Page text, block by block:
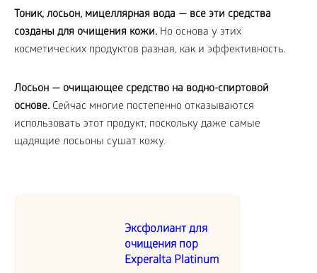
Тоник, лосьон, мицеллярная вода — все эти средства
созданы для очищения кожи. Но основа у этих
косметических продуктов разная, как и эффективность.
Лосьон — очищающее средство на водно-спиртовой
основе. Сейчас многие постепенно отказываются
использовать этот продукт, поскольку даже самые
щадящие лосьоны сушат кожу.
Эксфолиант для
очищения пор
Experalta Platinum